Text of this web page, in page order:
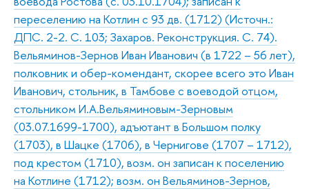
переселению на Котлин с 93 дв. (1712) (Источн.:
ДПС. 2-2. С. 103; Захаров. Реконструкция. С. 74).
Вельяминов-Зернов Иван Иванович (в 1722 – 56 лет),
полковник и обер-комендант, скорее всего это Иван
Иванович, стольник, в Тамбове с воеводой отцом,
стольником И.А.Вельяминовым-Зерновым
(03.07.1699-1700), адъютант в Большом полку
(1703), в Шацке (1706), в Чернигове (1707 – 1712),
под крестом (1710), возм. он записан к поселению
на Котлине (1712); возм. он Вельяминов-Зернов,